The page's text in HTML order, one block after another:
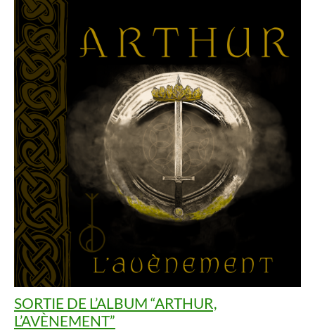
SORTIE DE L’ALBUM “ARTHUR,
L’AVÈNEMENT”